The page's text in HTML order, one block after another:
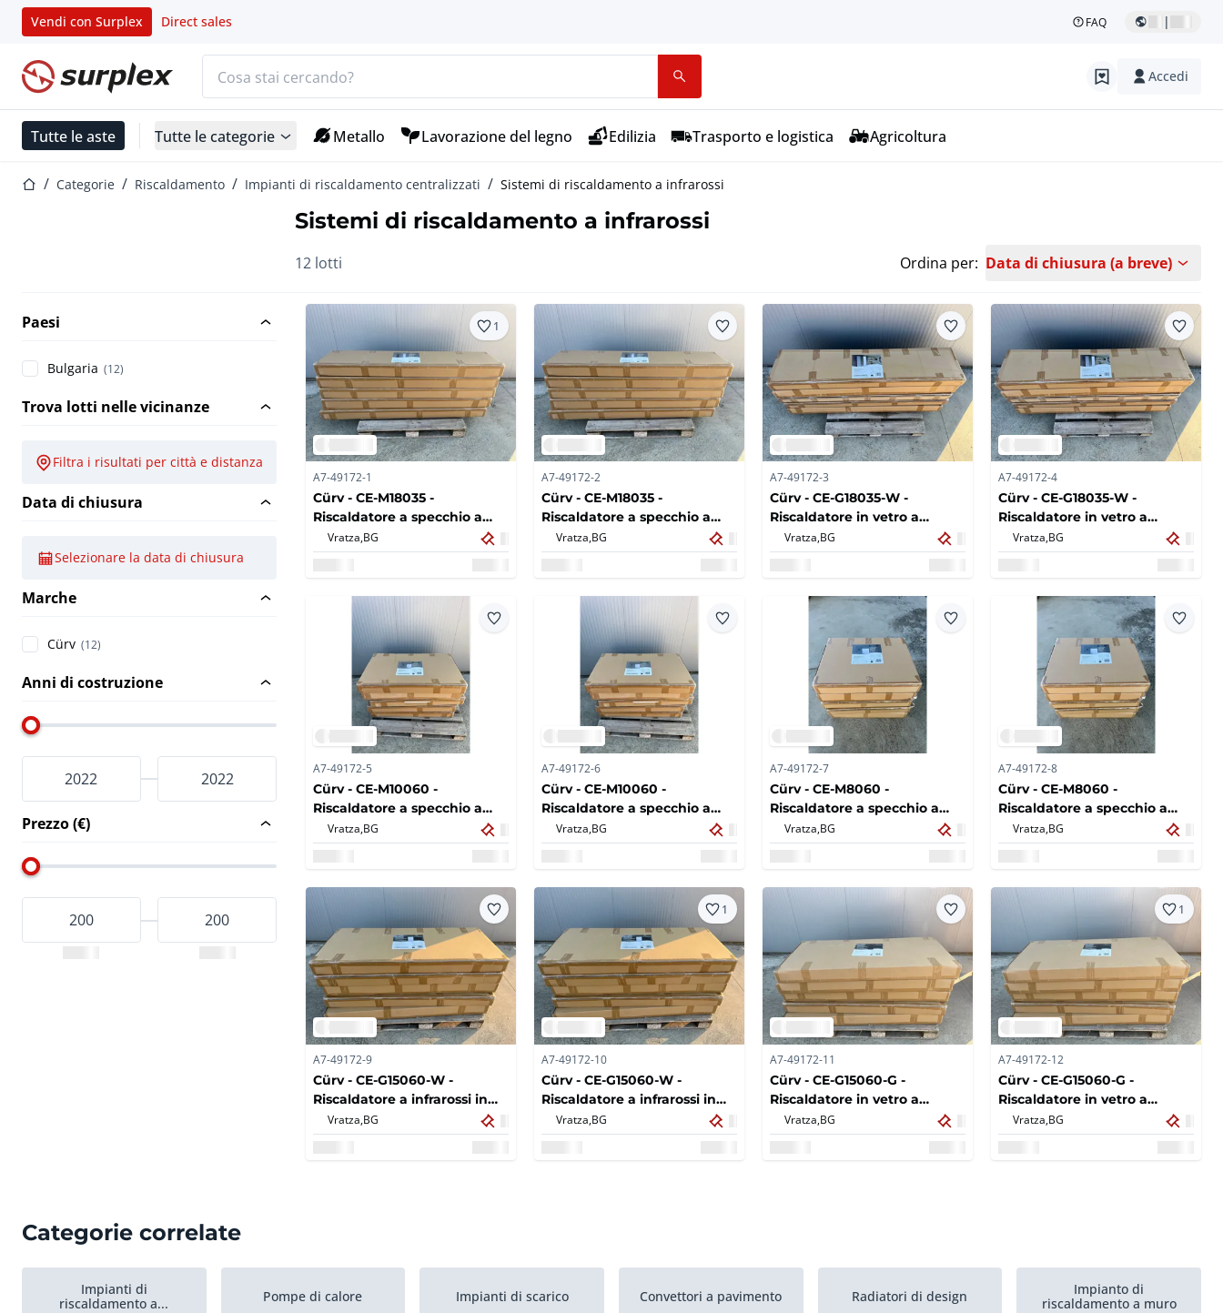
Vendi con Surplex Direct sales FAQ |
Home Accedi
Tutte le aste Tutte le categorie Metallo Lavorazione del legno Edilizia Trasporto e logistica Agricoltura
Home Categorie Riscaldamento Impianti di riscaldamento centralizzati Sistemi di riscaldamento a infrarossi
Sistemi di riscaldamento a infrarossi
12 lotti Ordina per: Data di chiusura (a breve)
Paesi
Bulgaria (12)
Trova lotti nelle vicinanze
Filtra i risultati per città e distanza
Data di chiusura
Selezionare la data di chiusura
Marche
Cürv (12)
Anni di costruzione
Prezzo (€)
1
A7-49172-1
Cürv - CE-M18035 -
Riscaldatore a specchio a
infrarossi 180x35 - 650W -
2022 (5x)
Vratza, BG
A7-49172-2
Cürv - CE-M18035 -
Riscaldatore a specchio a
infrarossi 180x35 - 650W -
2022 (5x)
Vratza, BG
A7-49172-3
Cürv - CE-G18035-W -
Riscaldatore in vetro a
infrarossi bianco 180x35 -
650W - 2022 (5x)
Vratza, BG
A7-49172-4
Cürv - CE-G18035-W -
Riscaldatore in vetro a
infrarossi bianco 180x35 -
650W - 2022 (5x)
Vratza, BG
A7-49172-5
Cürv - CE-M10060 -
Riscaldatore a specchio a
infrarossi 100x60 - 300W -
2022 (5x)
Vratza, BG
A7-49172-6
Cürv - CE-M10060 -
Riscaldatore a specchio a
infrarossi 100x60 - 300W -
2022 (5x)
Vratza, BG
A7-49172-7
Cürv - CE-M8060 -
Riscaldatore a specchio a
infrarossi 80x60 - 250W -
2022 (5x)
Vratza, BG
A7-49172-8
Cürv - CE-M8060 -
Riscaldatore a specchio a
infrarossi 80x60 - 250W -
2022 (5x)
Vratza, BG
A7-49172-9
Cürv - CE-G15060-W -
Riscaldatore a infrarossi in
vetro bianco 150x60 - 1000W
- 2022 (5x)
Vratza, BG
1
A7-49172-10
Cürv - CE-G15060-W -
Riscaldatore a infrarossi in
vetro bianco 150x60 - 1000W
- 2022 (5x)
Vratza, BG
A7-49172-11
Cürv - CE-G15060-G -
Riscaldatore in vetro a
infrarossi Grigio grafite
150x60 - 1000W - 2022 (5x)
Vratza, BG
1
A7-49172-12
Cürv - CE-G15060-G -
Riscaldatore in vetro a
infrarossi Grigio grafite
150x60 - 1000W - 2022 (5x)
Vratza, BG
Categorie correlate
Impianti di
riscaldamento a...
Pompe di calore Impianti di scarico Convettori a pavimento Radiatori di design
Impianto di
riscaldamento a muro